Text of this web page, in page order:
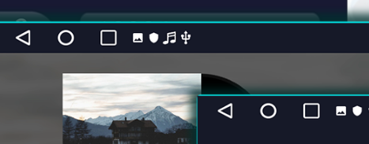
Nota: per utilizzare una mappa offline è necessario scaricarla manualmente.